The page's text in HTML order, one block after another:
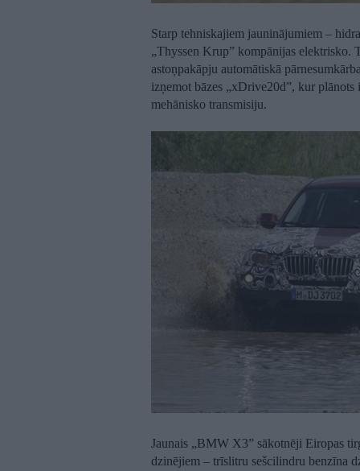
Starp tehniskajiem jauninājumiem –
„Thyssen Krup” kompānijas elektrisko.
astoņpakāpju automātiskā
izņemot bāzes „xDrive20d”, kur
mehānisko transmisiju.
Jaunais „BMW X3” sākotnēji Eiropas
dzinējiem – trīslitru sešcilindru benzīna